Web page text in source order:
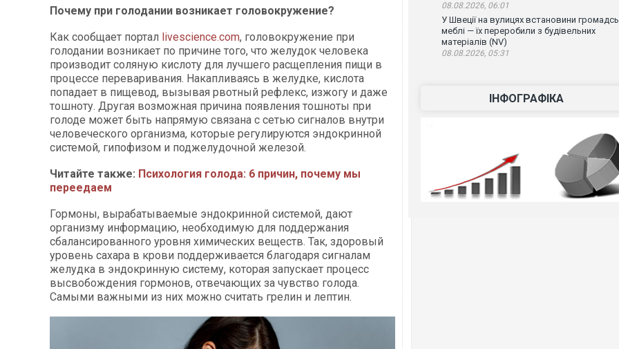
Почему при голодании возникает головокружение?
Как сообщает портал livescience.com, головокружение при
голодании возникает по причине того, что желудок человека
производит соляную кислоту для лучшего расщепления пищи в
процессе переваривания. Накапливаясь в желудке, кислота
попадает в пищевод, вызывая рвотный рефлекс, изжогу и даже
тошноту. Другая возможная причина появления тошноты при
голоде может быть напрямую связана с сетью сигналов внутри
человеческого организма, которые регулируются эндокринной
системой, гипофизом и поджелудочной железой.
Читайте также: Психология голода: 6 причин, почему мы
переедаем
Гормоны, вырабатываемые эндокринной системой, дают
организму информацию, необходимую для поддержания
сбалансированного уровня химических веществ. Так, здоровый
уровень сахара в крови поддерживается благодаря сигналам
желудка в эндокринную систему, которая запускает процесс
высвобождения гормонов, отвечающих за чувство голода.
Самыми важными из них можно считать грелин и лептин.
08.08.2026, 06:01
У Швеції на вулицях встановини
меблі — їх переробили з будівельних
матеріалів (NV)
08.08.2026, 05:31
ІНФОГРАФІКА